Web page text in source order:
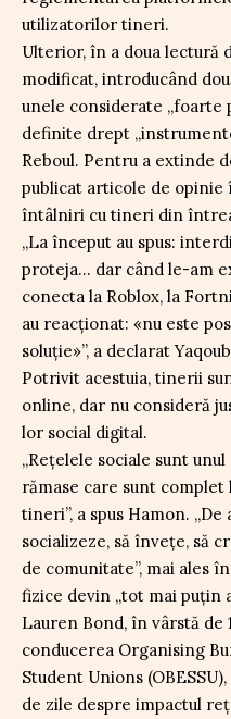
utilizatorilor tineri.
Ulterior, în a doua lectură
modificat, introducând
unele considerate „foarte
definite drept
Reboul. Pentru a extinde
publicat articole de opinie
întâlniri cu tineri din
„La început au spus:
proteja… dar când le-am
conecta la Roblox, la
au reacționat: «nu este
soluție»”, a declarat
Potrivit acestuia, tinerii
online, dar nu consideră
lor social digital.
„Rețelele sociale sunt
rămase care sunt
tineri”, a spus Hamon.
socializeze, să învețe, să
de comunitate”, mai ales
fizice devin „tot mai puțin
Lauren Bond, în vârstă de
conducerea Organising
Student Unions
de zile despre impactul